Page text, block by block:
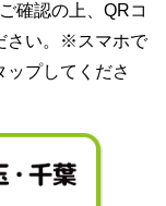
確認の上、QRコ
さい。※スマホで
ップしてくださ